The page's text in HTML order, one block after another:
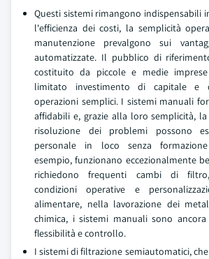
Questi sistemi rimangono indispensabili
l'efficienza dei costi, la semplicità
manutenzione prevalgono sui
automatizzate. Il pubblico di
costituito da piccole e medie
limitato investimento di capitale e
operazioni semplici. I sistemi manuali
affidabili e, grazie alla loro semplicità,
risoluzione dei problemi possono
personale in loco senza
esempio, funzionano eccezionalmente
richiedono frequenti cambi di
condizioni operative e
alimentare, nella lavorazione dei
chimica, i sistemi manuali sono
flessibilità e controllo.
I sistemi di filtrazione semiautomatici,